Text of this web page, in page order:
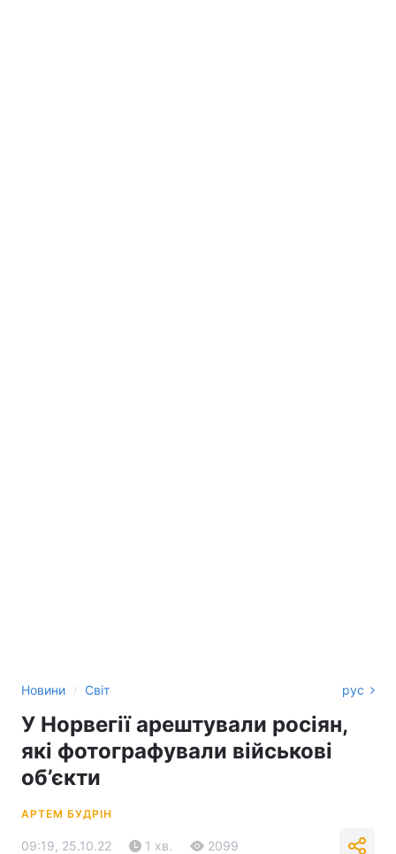
Новини › Світ рус
У Норвегії арештували росіян,
які фотографували військові
об’єкти
АРТЕМ БУДРІН
09:19, 25.10.22 1 хв. 2099